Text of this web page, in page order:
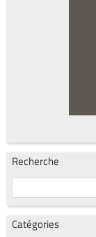
Recherche
Catégories